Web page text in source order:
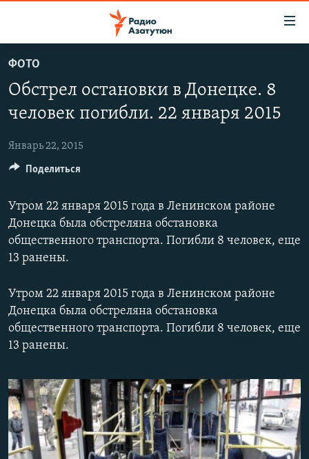
основному
содержанию
навигации
поиску
НОВОСТИ
ПОЛИТИКА
ОБЩЕСТВО
ЭКОНОМИКА
НАГОРНЫЙ КАРАБАХ
КУЛЬТУРА
АРХИВ
Հայերեն
Русский
Все сайты Радио Азатутюн
ФОТО
Обстрел остановки в Донецке. 8
человек погибли. 22 января 2015
Январь 22, 2015
Утром 22 января 2015 года в Ленинском районе
Донецка была обстреляна обстановка
общественного транспорта. Погибли 8 человек, еще
13 ранены.
Утром 22 января 2015 года в Ленинском районе
Донецка была обстреляна обстановка
общественного транспорта. Погибли 8 человек, еще
13 ранены.
Поделиться